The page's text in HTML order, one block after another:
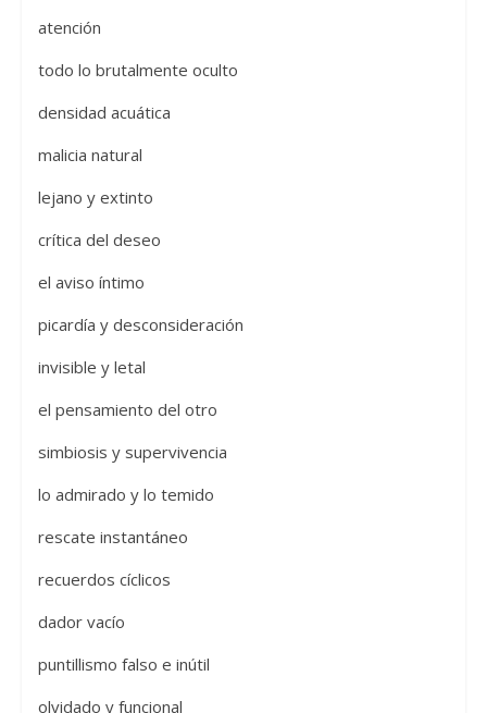
atención
todo lo brutalmente oculto
densidad acuática
malicia natural
lejano y extinto
crítica del deseo
el aviso íntimo
picardía y desconsideración
invisible y letal
el pensamiento del otro
simbiosis y supervivencia
lo admirado y lo temido
rescate instantáneo
recuerdos cíclicos
dador vacío
puntillismo falso e inútil
olvidado y funcional